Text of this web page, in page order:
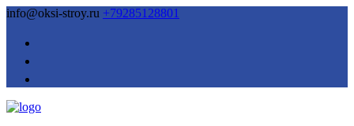
info@oksi-stroy.ru +79285128801